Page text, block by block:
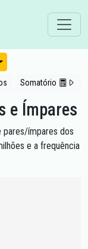
de vista
Somatório
e Ímpares
pares/ímpares dos
e a frequência